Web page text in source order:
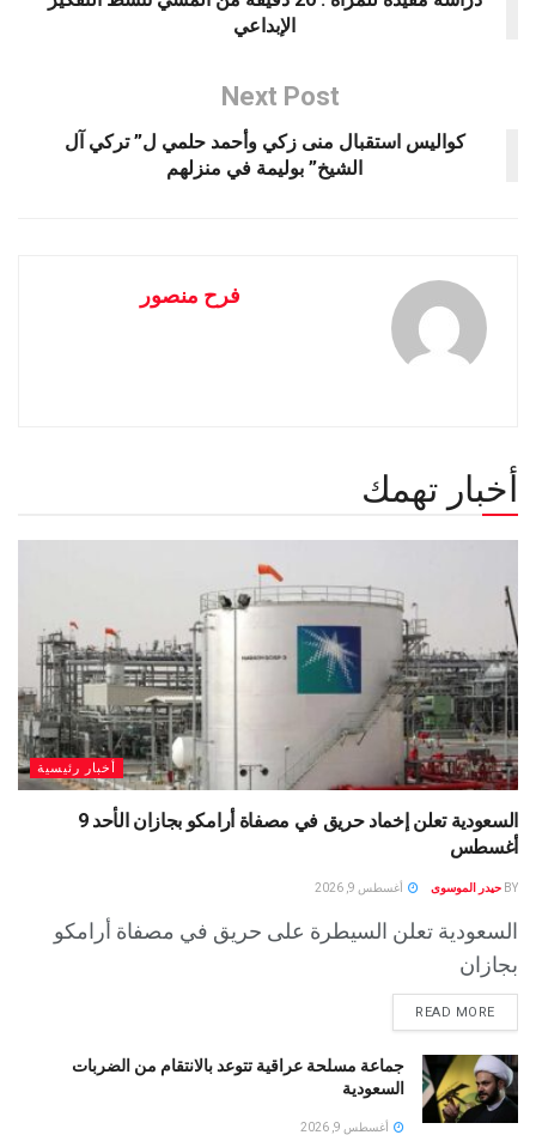
الإبداعي
Next Post
كواليس استقبال منى زكي وأحمد حلمي ل” تركي آل
الشيخ” بوليمة في منزلهم
فرح منصور
أخبار تهمك
أخبار رئيسية
السعودية تعلن إخماد حريق في مصفاة أرامكو بجازان الأحد 9
أغسطس
BY حيدر الموسوى أغسطس 9, 2026
السعودية تعلن السيطرة على حريق في مصفاة أرامكو
بجازان
READ MORE
جماعة مسلحة عراقية تتوعد بالانتقام من الضربات
السعودية
أغسطس 9, 2026